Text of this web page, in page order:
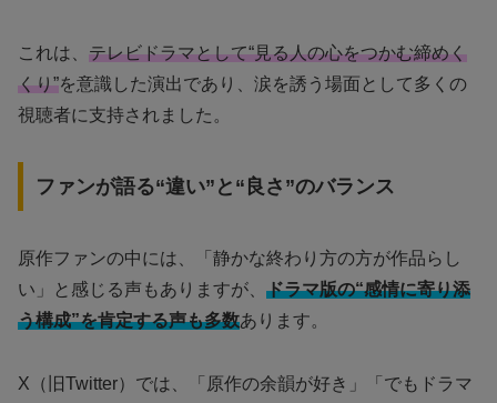
これは、 テレビドラマとして“見る人の心をつかむ締めく
くり”を意識した演出であり、涙を誘う場面として多くの
視聴者に支持されました。
ファンが語る“違い”と“良さ”のバランス
原作ファンの中には、「静かな終わり方の方が作品らし
い」と感じる声もありますが、 ドラマ版の“感情に寄り添
う構成”を肯定する声も多数あります。
X（旧Twitter）では、「原作の余韻が好き」「でもドラマ